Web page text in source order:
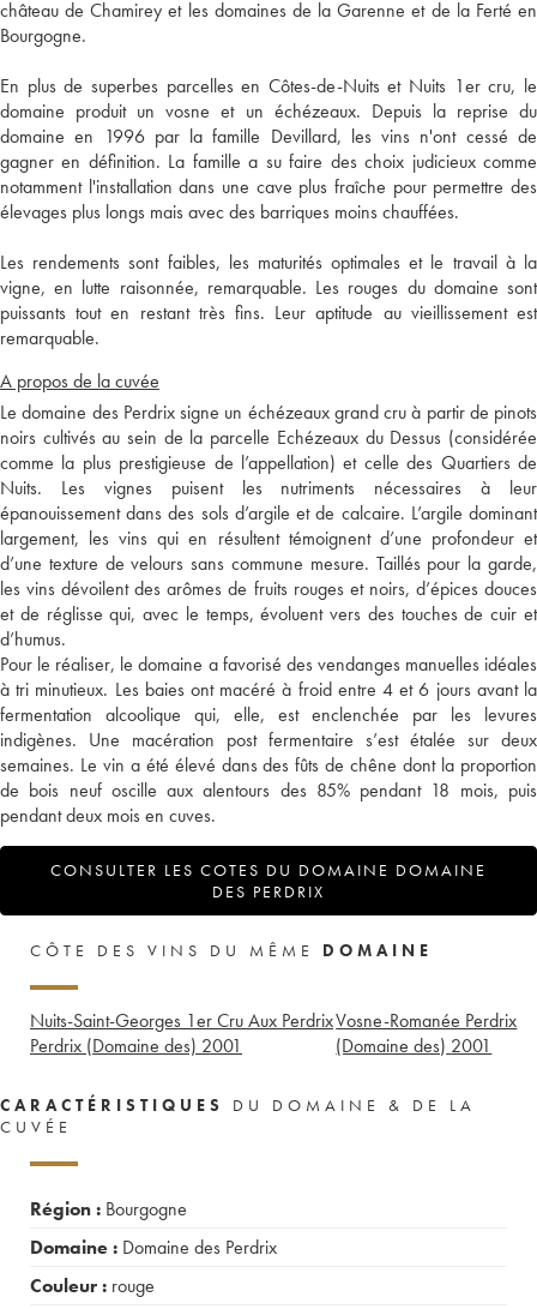
château de Chamirey et les domaines de la Garenne et de la Ferté en
Bourgogne.
En plus de superbes parcelles en Côtes-de-Nuits et Nuits 1er cru, le
domaine produit un vosne et un échézeaux. Depuis la reprise du
domaine en 1996 par la famille Devillard, les vins n'ont cessé de
gagner en définition. La famille a su faire des choix judicieux comme
notamment l'installation dans une cave plus fraîche pour permettre des
élevages plus longs mais avec des barriques moins chauffées.
Les rendements sont faibles, les maturités optimales et le travail à la
vigne, en lutte raisonnée, remarquable. Les rouges du domaine sont
puissants tout en restant très fins. Leur aptitude au vieillissement est
remarquable.
A propos de la cuvée
Le domaine des Perdrix signe un échézeaux grand cru à partir de pinots
noirs cultivés au sein de la parcelle Echézeaux du Dessus (considérée
comme la plus prestigieuse de l’appellation) et celle des Quartiers de
Nuits. Les vignes puisent les nutriments nécessaires à leur
épanouissement dans des sols d’argile et de calcaire. L’argile dominant
largement, les vins qui en résultent témoignent d’une profondeur et
d’une texture de velours sans commune mesure. Taillés pour la garde,
les vins dévoilent des arômes de fruits rouges et noirs, d’épices douces
et de réglisse qui, avec le temps, évoluent vers des touches de cuir et
d’humus.
Pour le réaliser, le domaine a favorisé des vendanges manuelles idéales
à tri minutieux. Les baies ont macéré à froid entre 4 et 6 jours avant la
fermentation alcoolique qui, elle, est enclenchée par les levures
indigènes. Une macération post fermentaire s’est étalée sur deux
semaines. Le vin a été élevé dans des fûts de chêne dont la proportion
de bois neuf oscille aux alentours des 85% pendant 18 mois, puis
pendant deux mois en cuves.
CONSULTER LES COTES DU DOMAINE DOMAINE
DES PERDRIX
CÔTE DES VINS DU MÊME DOMAINE
Nuits-Saint-Georges 1er Cru Aux Perdrix
Perdrix (Domaine des) 2001
Vosne-Romanée Perdrix
(Domaine des) 2001
CARACTÉRISTIQUES
DU DOMAINE & DE LA
CUVÉE
Région : Bourgogne
Domaine : Domaine des Perdrix
Couleur : rouge